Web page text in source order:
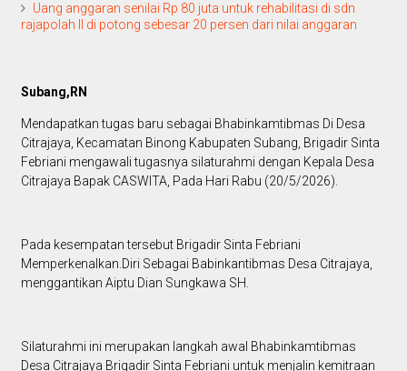
Uang anggaran senilai Rp 80 juta untuk rehabilitasi di sdn
rajapolah II di potong sebesar 20 persen dari nilai anggaran
Subang,RN
Mendapatkan tugas baru sebagai Bhabinkamtibmas Di Desa
Citrajaya, Kecamatan Binong Kabupaten Subang, Brigadir Sinta
Febriani mengawali tugasnya silaturahmi dengan Kepala Desa
Citrajaya Bapak CASWITA, Pada Hari Rabu (20/5/2026).
Pada kesempatan tersebut Brigadir Sinta Febriani
Memperkenalkan.Diri Sebagai Babinkantibmas Desa Citrajaya,
menggantikan Aiptu Dian Sungkawa SH.
Silaturahmi ini merupakan langkah awal Bhabinkamtibmas
Desa Citrajaya Brigadir Sinta Febriani untuk menjalin kemitraan